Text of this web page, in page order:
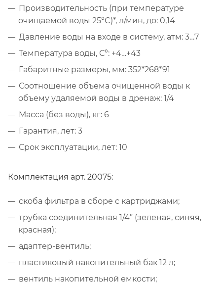
Производительность (при температуре
очищаемой воды 25°C)*, л/мин, до: 0,14
Давление воды на входе в систему, атм: 3…7
Температура воды, С°: +4…+43
Габаритные размеры, мм: 352*268*91
Соотношение объема очищенной воды к
объему удаляемой воды в дренаж: 1/4
Масса (без воды), кг: 6
Гарантия, лет: 3
Срок эксплуатации, лет: 10
Комплектация арт. 20075:
скоба фильтра в сборе с картриджами;
трубка соединительная 1/4” (зеленая, синяя,
красная);
адаптер-вентиль;
пластиковый накопительный бак 12 л;
вентиль накопительной емкости;